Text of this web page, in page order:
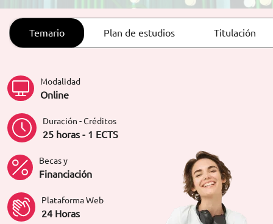
Temario Plan de estudios Titulación
Modalidad
Online
Duración - Créditos
25 horas - 1 ECTS
Becas y
Financiación
Plataforma Web
24 Horas